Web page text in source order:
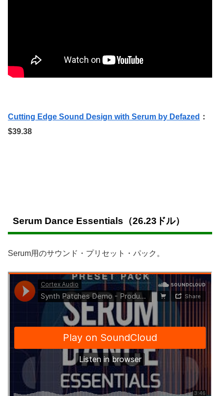
Cutting Edge Sound Design with Serum by Defazed ：
$39.38
Serum Dance Essentials（26.23ドル）
Serum用のサウンド・プリセット・パック。